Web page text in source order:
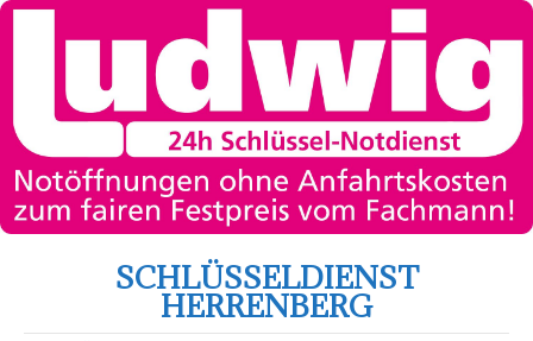
SCHLÜSSELDIENST
HERRENBERG